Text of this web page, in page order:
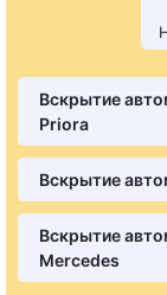
Вскрытие
Priora
Вскрытие
Вскрытие
Mercedes